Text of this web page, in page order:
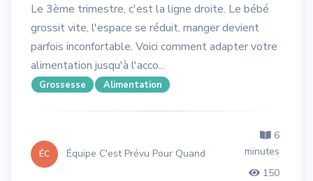
Le 3ème trimestre, c'est la ligne droite. Le bébé
grossit vite, l'espace se réduit, manger devient
parfois inconfortable. Voici comment adapter votre
alimentation jusqu'à l'acco...
Grossesse Alimentation
ÉC Équipe C'est Prévu Pour Quand
6
minutes
150